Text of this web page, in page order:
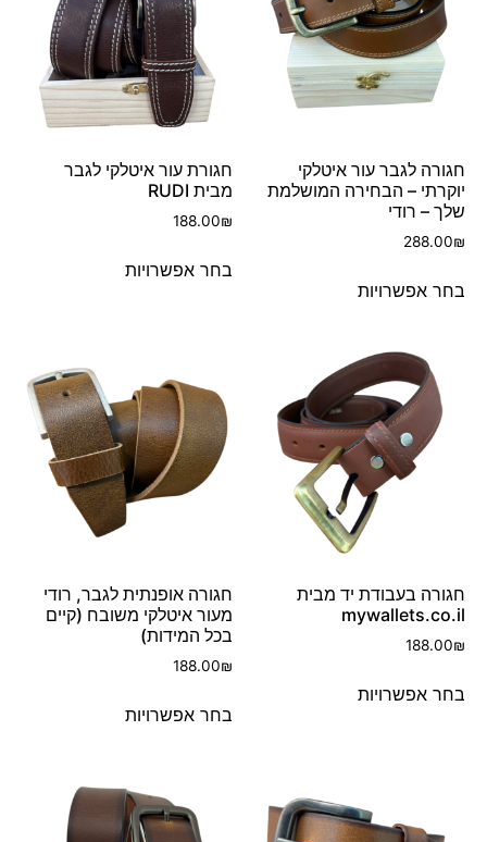
חגורה לגבר עור איטלקי
יוקרתי – הבחירה המושלמת
שלך – רודי
288.00₪
בחר אפשרויות
חגורת עור איטלקי לגבר
מבית RUDI
188.00₪
בחר אפשרויות
חגורה בעבודת יד מבית
mywallets.co.il
188.00₪
בחר אפשרויות
חגורה אופנתית לגבר, רודי
מעור איטלקי משובח (קיים
בכל המידות)
188.00₪
בחר אפשרויות